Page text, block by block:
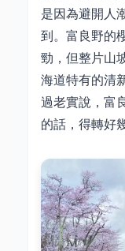
是因為避開人
到。富良野的
勁，但整片山
海道特有的清
過老實說，富
的話，得轉好